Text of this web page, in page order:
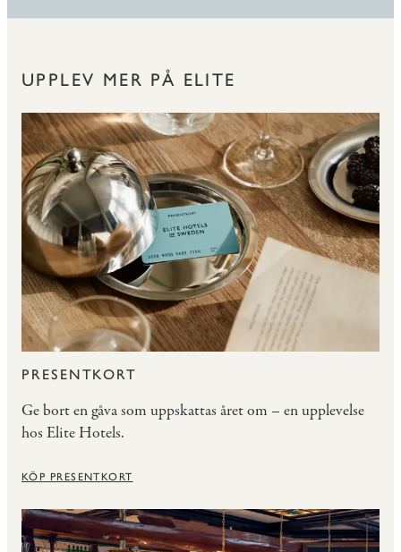
UPPLEV MER PÅ ELITE
PRESENTKORT
Ge bort en gåva som uppskattas året om – en upplevelse
hos Elite Hotels.
KÖP PRESENTKORT